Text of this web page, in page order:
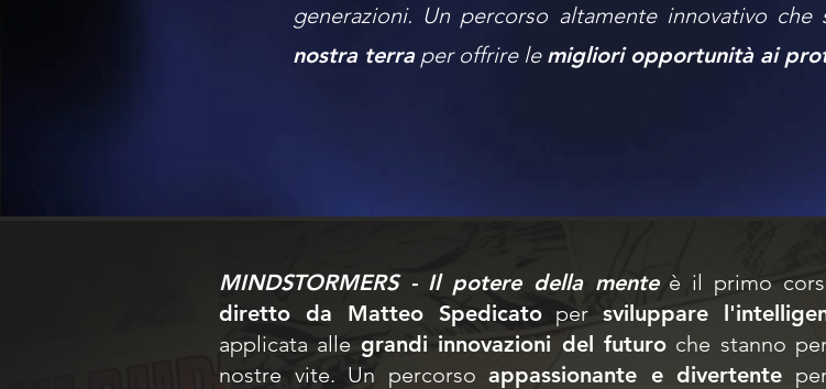
generazioni. Un percorso altamente innovativo
nostra terraper offrire le migliori opportunità ai
MINDSTORMERS - Il potere della menteè il primo
diretto da Matteo Spedicatopersviluppare
applicata alle grandi innovazioni del futuro che stanno
nostre vite. Un percorsoappassionante e divertente